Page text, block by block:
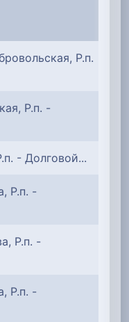
Р.п.
Р.п. -
- Долговой...
Р.п. -
Р.п. -
Р.п. -